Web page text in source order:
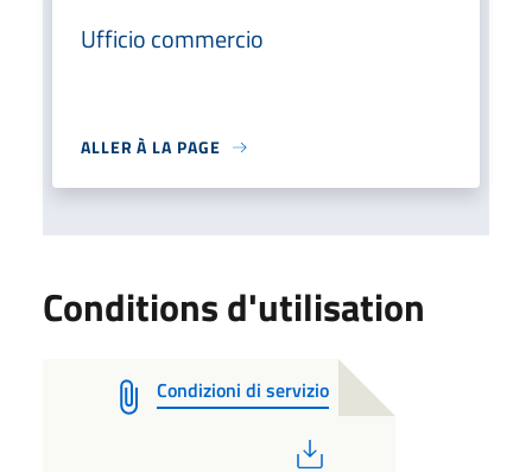
Ufficio commercio
ALLER À LA PAGE
Conditions d'utilisation
Condizioni di servizio